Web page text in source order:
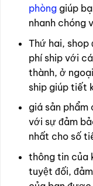
phòng giúp
nhanh chóng
Thứ hai, shop
phí ship với
thành, ở
ship giúp tiết
giá sản
với sự đảm
nhất cho số
thông tin của
tuyệt đối,